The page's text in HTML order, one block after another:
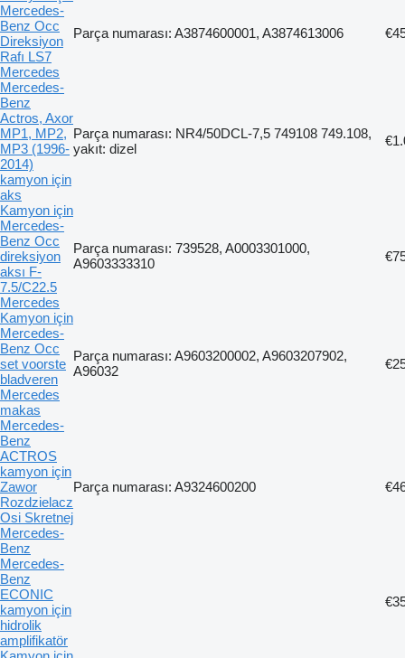
Mercedes-
Benz Occ
Direksiyon
Rafı LS7
Mercedes
Parça numarası: A3874600001, A3874613006
Mercedes-
Benz
Actros, Axor
MP1, MP2,
MP3 (1996-
2014)
kamyon için
aks
Parça numarası: NR4/50DCL-7,5 749108 749.108,
yakıt: dizel
Kamyon için
Mercedes-
Benz Occ
direksiyon
aksı F-
7.5/C22.5
Mercedes
Parça numarası: 739528, A0003301000,
A9603333310
Kamyon için
Mercedes-
Benz Occ
set voorste
bladveren
Mercedes
makas
Parça numarası: A9603200002, A9603207902,
A96032
Mercedes-
Benz
ACTROS
kamyon için
Zawor
Rozdzielacz
Osi Skretnej
Mercedes-
Benz
Parça numarası: A9324600200
Mercedes-
Benz
ECONIC
kamyon için
hidrolik
amplifikatör